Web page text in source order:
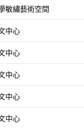
敏繡藝術空間
中心
中心
中心
中心
中心